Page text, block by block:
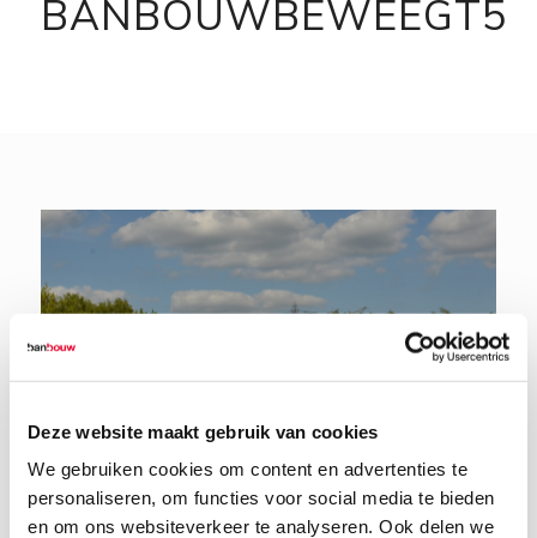
Deze website maakt gebruik van cookies
We gebruiken cookies om content en advertenties te
personaliseren, om functies voor social media te bieden
en om ons websiteverkeer te analyseren. Ook delen we
BANBOUWBEWEEGT5